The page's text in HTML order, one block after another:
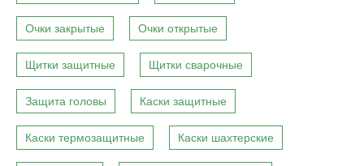
Очки закрытые Очки открытые
Щитки защитные Щитки сварочные
Защита головы Каски защитные
Каски термозащитные Каски шахтерские